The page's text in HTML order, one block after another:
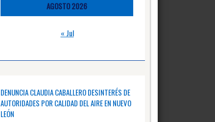
AGOSTO 2026
« Jul
DENUNCIA CLAUDIA CABALLERO DESINTERÉS DE
AUTORIDADES POR CALIDAD DEL AIRE EN NUEVO
LEÓN